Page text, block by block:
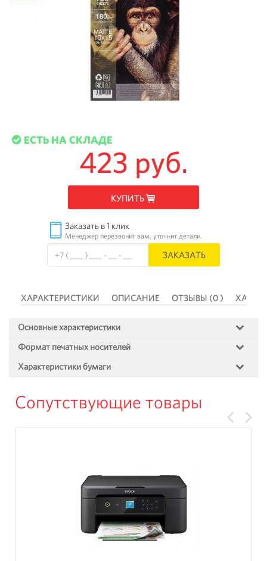
ЕСТЬ НА СКЛАДЕ
423 руб.
КУПИТЬ
Заказать в 1 клик
Менеджер перезвонит вам, уточнит детали.
ЗАКАЗАТЬ
ХАРАКТЕРИСТИКИ ОПИСАНИЕ ОТЗЫВЫ (0 )
Основные характеристики
Формат печатных носителей
Характеристики бумаги
Сопутствующие товары